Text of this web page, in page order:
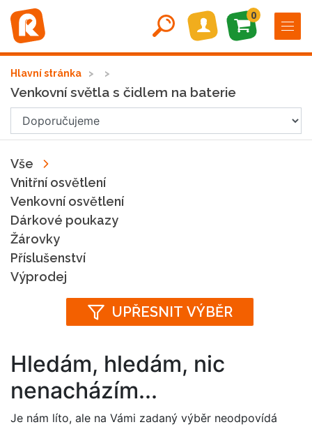
0
Hlavní stránka
Venkovní světla s čidlem na baterie
Vše
Vnitřní osvětlení
Venkovní osvětlení
Dárkové poukazy
Žárovky
Příslušenství
Výprodej
UPŘESNIT VÝBĚR
Hledám, hledám, nic
nenacházím...
Je nám líto, ale na Vámi zadaný výběr neodpovídá